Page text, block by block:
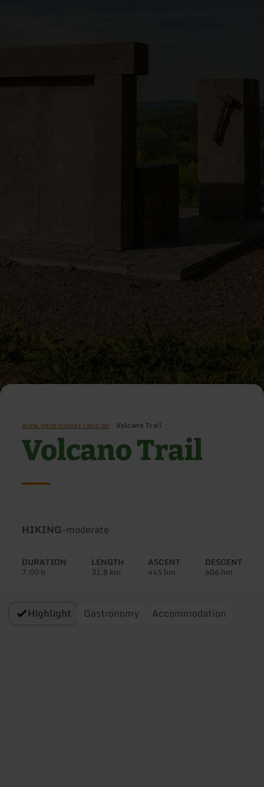
www.gerolsteiner-land.de Volcano Trail
Volcano Trail
Type
tour:
HIKING-Difficulty:
moderate
DURATION
7:00 h
LENGTH
31.8 km
ASCENT
445 hm
DESCENT
606 hm
Highlight Gastronomy Accommodation